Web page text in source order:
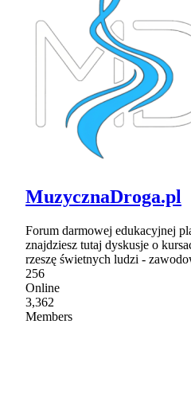
MuzycznaDroga.pl
Forum darmowej edukacyjnej
znajdziesz tutaj dyskusje o
rzeszę świetnych ludzi -
256
Online
3,362
Members